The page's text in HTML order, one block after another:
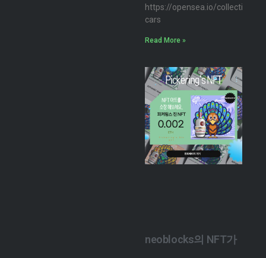
https://opensea.io/collection/
cars
Read More »
neoblocks의 NFT가